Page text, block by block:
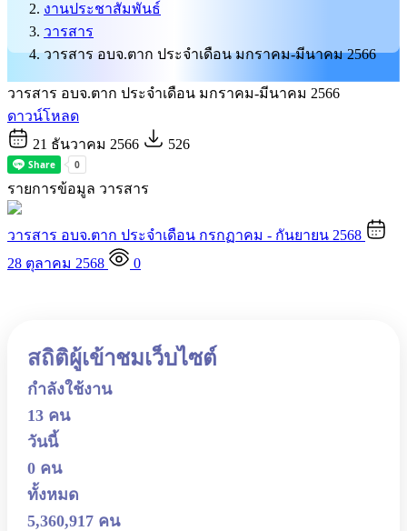
งานประชาสัมพันธ์
วารสาร
วารสาร อบจ.ตาก ประจำเดือน มกราคม-มีนาคม 2566
วารสาร อบจ.ตาก ประจำเดือน มกราคม-มีนาคม 2566
ดาวน์โหลด
21 ธันวาคม 2566
526
รายการข้อมูล วารสาร
วารสาร อบจ.ตาก ประจำเดือน กรกฏาคม - กันยายน 2568
28 ตุลาคม 2568
0
สถิติผู้เข้าชมเว็บไซต์
กำลังใช้งาน
13 คน
วันนี้
0 คน
ทั้งหมด
5,360,917 คน